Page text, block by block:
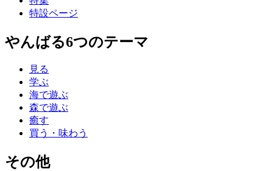
特設ページ
やんばる6つのテーマ
見る
学ぶ
海で遊ぶ
森で遊ぶ
癒す
買う・味わう
その他